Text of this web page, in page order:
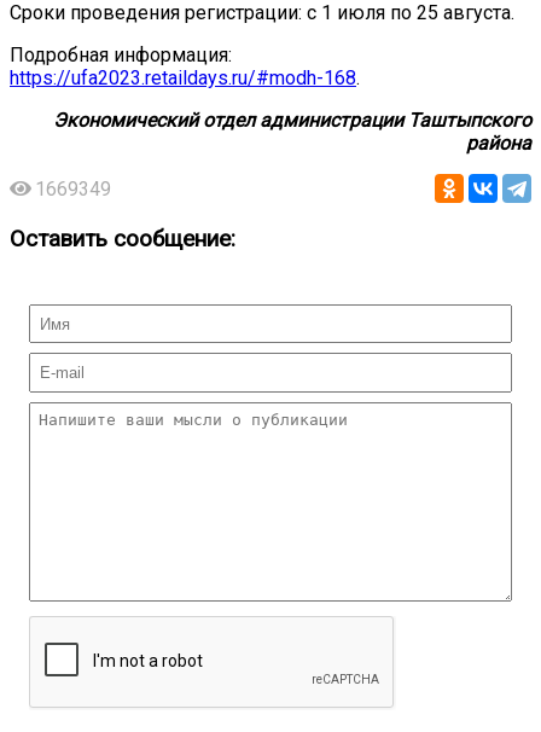
Сроки проведения регистрации: с 1 июля по 25 августа.
Подробная информация:
https://ufa2023.retaildays.ru/#modh-168.
Экономический отдел администрации Таштыпского
района
1669349
Оставить сообщение: